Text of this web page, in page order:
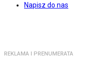
Napisz do nas
REKLAMA I PRENUMERATA